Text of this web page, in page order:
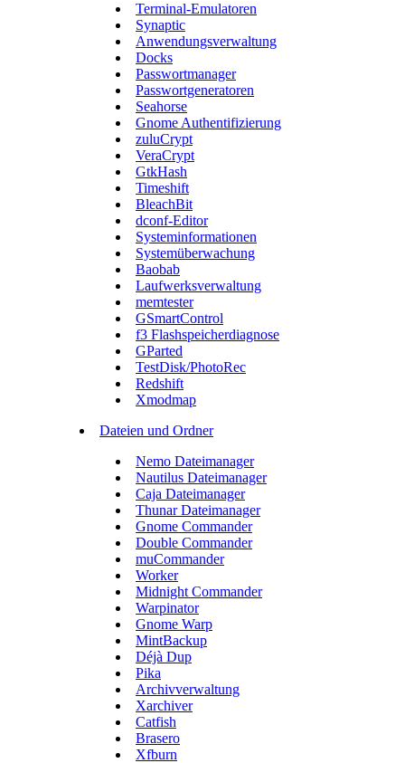
Terminal-Emulatoren
Synaptic
Anwendungsverwaltung
Docks
Passwortmanager
Passwortgeneratoren
Seahorse
Gnome Authentifizierung
zuluCrypt
VeraCrypt
GtkHash
Timeshift
BleachBit
dconf-Editor
Systeminformationen
Systemüberwachung
Baobab
Laufwerksverwaltung
memtester
GSmartControl
f3 Flashspeicherdiagnose
GParted
TestDisk/PhotoRec
Redshift
Xmodmap
Dateien und Ordner
Nemo Dateimanager
Nautilus Dateimanager
Caja Dateimanager
Thunar Dateimanager
Gnome Commander
Double Commander
muCommander
Worker
Midnight Commander
Warpinator
Gnome Warp
MintBackup
Déjà Dup
Pika
Archivverwaltung
Xarchiver
Catfish
Brasero
Xfburn